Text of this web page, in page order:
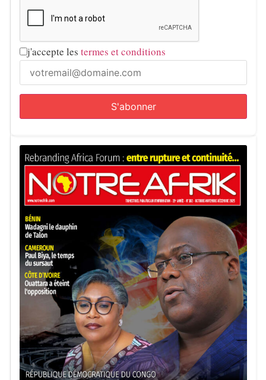
j'accepte les termes et conditions